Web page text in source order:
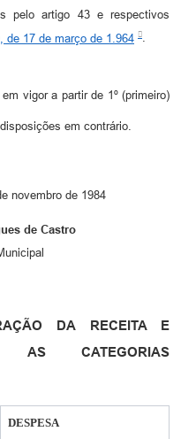
pelo artigo 43 e respectivos
de 17 de março de 1.964 .
vigor a partir de 1º (primeiro)
em contrário.
novembro de 1984
de Castro
DA RECEITA E
AS CATEGORIAS
DESPESA